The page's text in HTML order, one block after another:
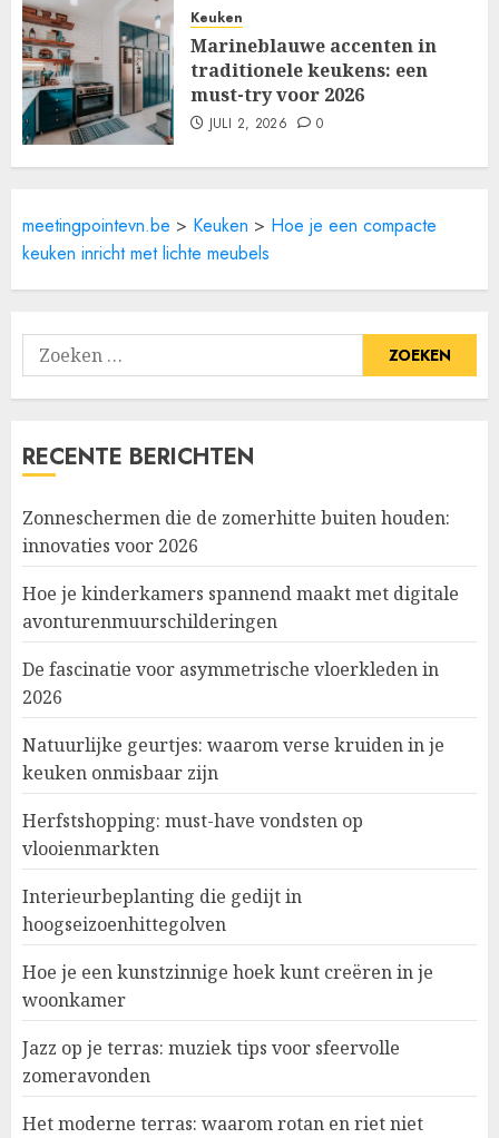
Keuken
Marineblauwe accenten in
traditionele keukens: een
must-try voor 2026
JULI 2, 2026 0
meetingpointevn.be > Keuken > Hoe je een compacte
keuken inricht met lichte meubels
Zoeken
naar:
RECENTE BERICHTEN
Zonneschermen die de zomerhitte buiten houden:
innovaties voor 2026
Hoe je kinderkamers spannend maakt met digitale
avonturenmuurschilderingen
De fascinatie voor asymmetrische vloerkleden in
2026
Natuurlijke geurtjes: waarom verse kruiden in je
keuken onmisbaar zijn
Herfstshopping: must-have vondsten op
vlooienmarkten
Interieurbeplanting die gedijt in
hoogseizoenhittegolven
Hoe je een kunstzinnige hoek kunt creëren in je
woonkamer
Jazz op je terras: muziek tips voor sfeervolle
zomeravonden
Het moderne terras: waarom rotan en riet niet